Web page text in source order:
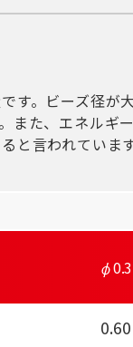
す。ビーズ径
また、エネル
と言われています
0.3
0.60